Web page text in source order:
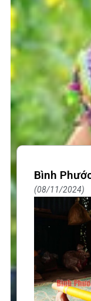
Bình
08/11/2024